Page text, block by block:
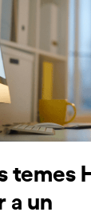
temes
a un